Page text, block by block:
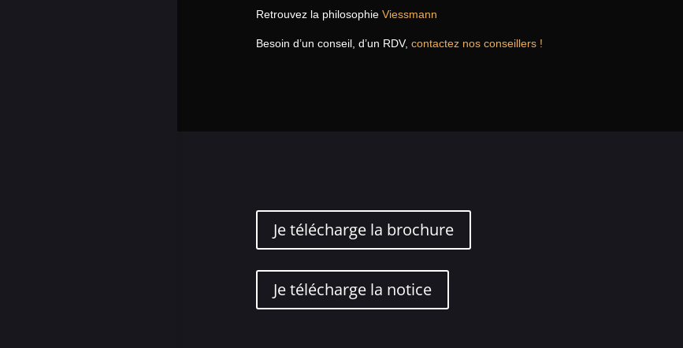
Retrouvez la philosophie Viessmann
Besoin d’un conseil, d’un RDV, contactez nos conseillers !
Je télécharge la brochure
Je télécharge la notice